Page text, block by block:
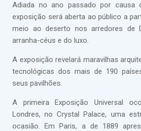
Adiada no ano passado por causa
exposição será aberta ao público a
meio ao deserto nos arredores de
arranha-céus e do luxo.
A exposição revelará maravilhas
tecnológicas dos mais de 190
seus pavilhões.
A primeira Exposição Universal
Londres, no Crystal Palace, uma
ocasião. Em Paris, a de 1889